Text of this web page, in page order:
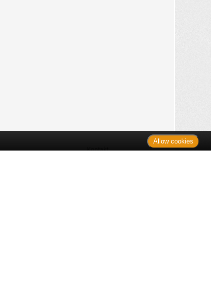
Kontakt
Allow cookies